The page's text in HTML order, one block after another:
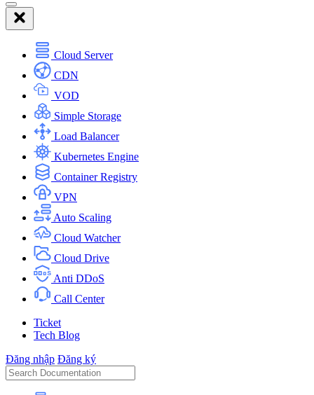
Cloud Server
CDN
VOD
Simple Storage
Load Balancer
Kubernetes Engine
Container Registry
VPN
Auto Scaling
Cloud Watcher
Cloud Drive
Anti DDoS
Call Center
Ticket
Tech Blog
Đăng nhập Đăng ký